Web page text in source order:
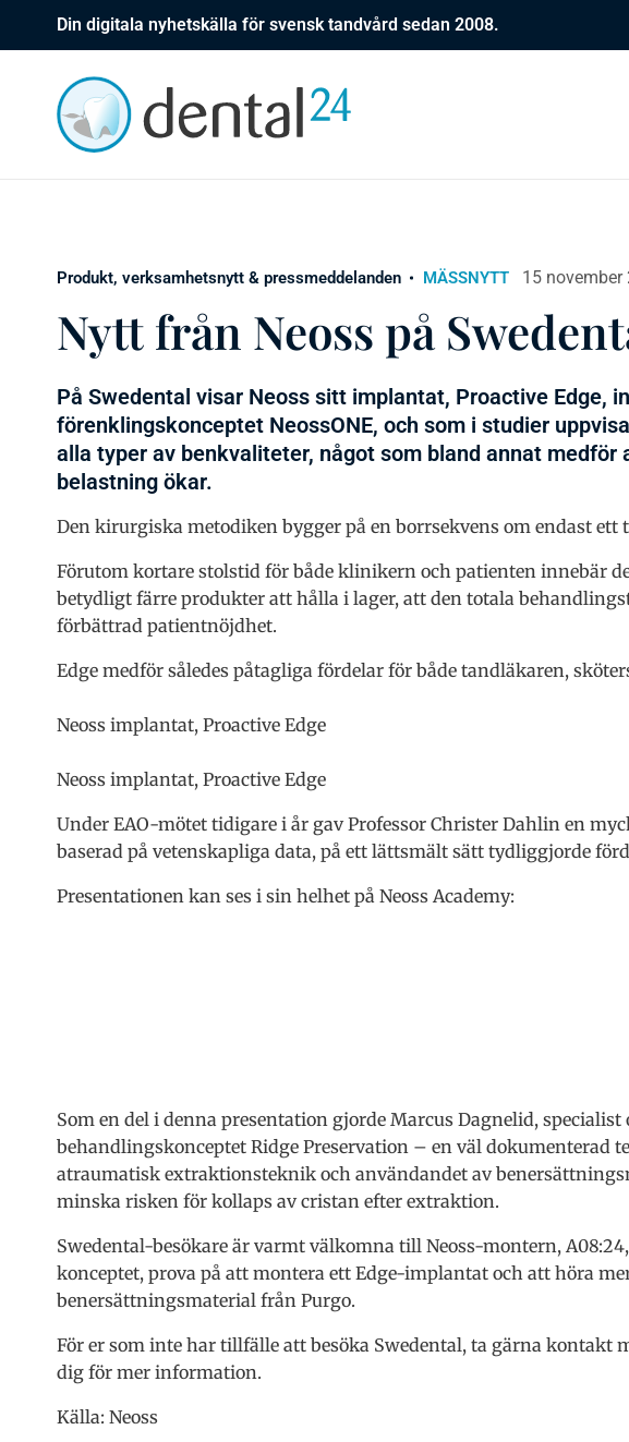
Din digitala nyhetskälla för svensk tandvård sedan 2008.
Produkt, verksamhetsnytt & pressmeddelanden MÄSSNYTT 15 november
Nytt från Neoss på
På Swedental visar Neoss sitt implantat, Proactive Edge,
förenklingskonceptet NeossONE, och som i studier
alla typer av benkvaliteter, något som bland annat
belastning ökar.
Den kirurgiska metodiken bygger på en borrsekvens om endast ett
Förutom kortare stolstid för både klinikern och patienten innebär
betydligt färre produkter att hålla i lager, att den totala
förbättrad patientnöjdhet.
Edge medför således påtagliga fördelar för både tandläkaren,
Neoss implantat, Proactive Edge
Neoss implantat, Proactive Edge
Under EAO-mötet tidigare i år gav Professor Christer Dahlin en
baserad på vetenskapliga data, på ett lättsmält sätt tydliggjorde
Presentationen kan ses i sin helhet på Neoss Academy:
Som en del i denna presentation gjorde Marcus Dagnelid,
behandlingskonceptet Ridge Preservation – en väl dokumenterad
atraumatisk extraktionsteknik och användandet av
minska risken för kollaps av cristan efter extraktion.
Swedental-besökare är varmt välkomna till Neoss-montern,
konceptet, prova på att montera ett Edge-implantat och att höra
benersättningsmaterial från Purgo.
För er som inte har tillfälle att besöka Swedental, ta gärna kontakt
dig för mer information.
Källa: Neoss